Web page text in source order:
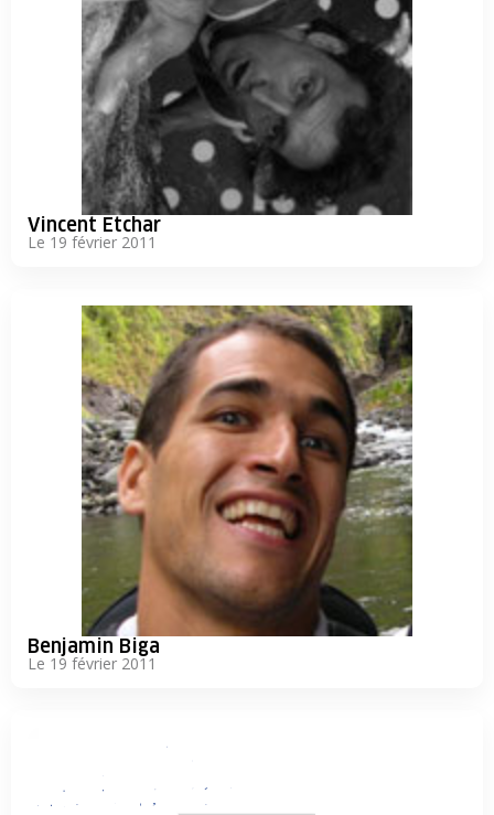
Vincent Etchar
Le 19 février 2011
Benjamin Biga
Le 19 février 2011